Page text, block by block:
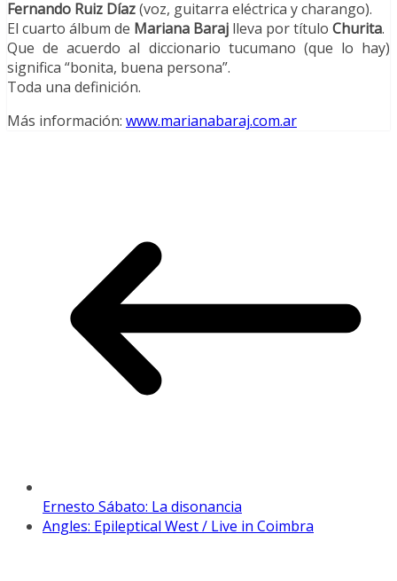
Fernando Ruiz Díaz(voz, guitarra eléctrica y charango).
El cuarto álbum de Mariana Baraj lleva por título Churita.
Que de acuerdo al diccionario tucumano (que lo hay)
significa “bonita, buena persona”.
Toda una definición.
Más información: www.marianabaraj.com.ar
Ernesto Sábato: La disonancia
Angles: Epileptical West / Live in Coimbra